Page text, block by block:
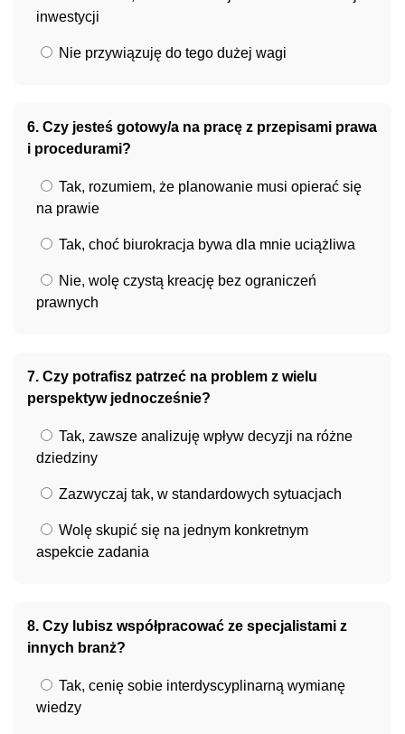
inwestycji
Nie przywiązuję do tego dużej wagi
6. Czy jesteś gotowy/a na pracę z przepisami prawa
i procedurami?
Tak, rozumiem, że planowanie musi opierać się
na prawie
Tak, choć biurokracja bywa dla mnie uciążliwa
Nie, wolę czystą kreację bez ograniczeń
prawnych
7. Czy potrafisz patrzeć na problem z wielu
perspektyw jednocześnie?
Tak, zawsze analizuję wpływ decyzji na różne
dziedziny
Zazwyczaj tak, w standardowych sytuacjach
Wolę skupić się na jednym konkretnym
aspekcie zadania
8. Czy lubisz współpracować ze specjalistami z
innych branż?
Tak, cenię sobie interdyscyplinarną wymianę
wiedzy